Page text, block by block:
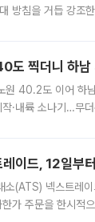
방침을 거듭 강조
도 찍더니 하
원 40.2도 이어 하
작·내륙 소나기…무
이드, 12일부
소(ATS) 넥스트레
한가 주문을 한시적